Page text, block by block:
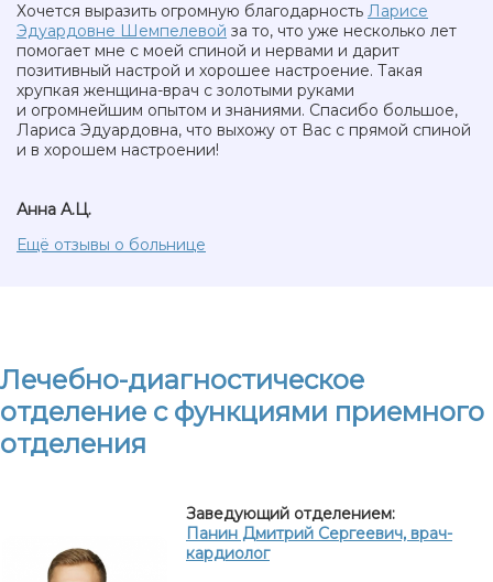
Лечебно-диагностическое
отделение с функциями приемного
отделения
Заведующий отделением:
Панин Дмитрий Сергеевич, врач-
кардиолог
Хочется выразить огромную благодарность Ларисе
Эдуардовне Шемпелевой за то, что уже несколько лет
помогает мне с моей спиной и нервами и дарит
позитивный настрой и хорошее настроение. Такая
хрупкая женщина-врач с золотыми руками
и огромнейшим опытом и знаниями. Спасибо большое,
Лариса Эдуардовна, что выхожу от Вас с прямой спиной
и в хорошем настроении!
Анна А.Ц.
Ещё отзывы о больнице